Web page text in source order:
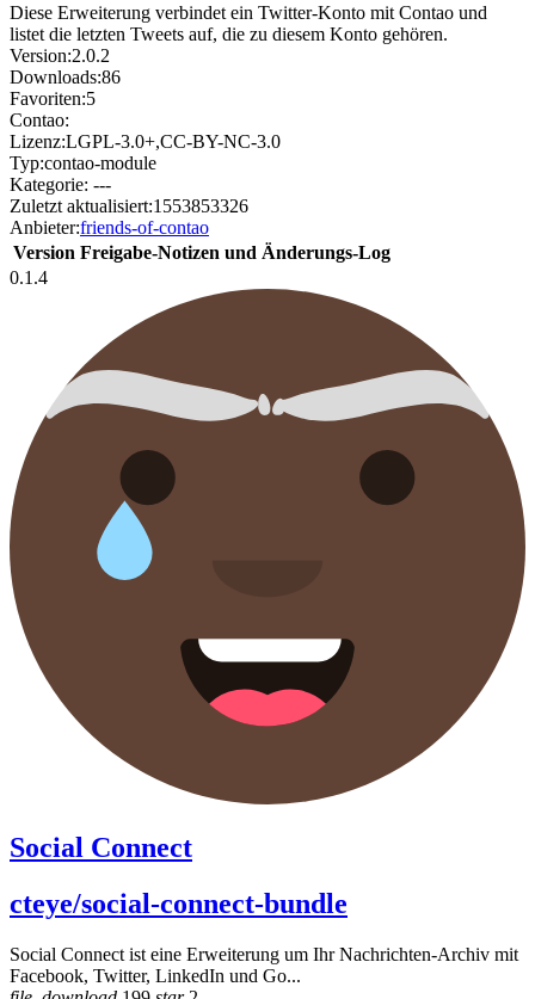
Diese Erweiterung verbindet ein Twitter-Konto mit Contao und
listet die letzten Tweets auf, die zu diesem Konto gehören.
Version:2.0.2
Downloads:86
Favoriten:5
Contao:
Lizenz:LGPL-3.0+,CC-BY-NC-3.0
Typ:contao-module
Kategorie: ---
Zuletzt aktualisiert:1553853326
Anbieter:friends-of-contao
Version Freigabe-Notizen und Änderungs-Log
0.1.4
Social Connect
cteye/social-connect-bundle
Social Connect ist eine Erweiterung um Ihr Nachrichten-Archiv mit
Facebook, Twitter, LinkedIn und Go...